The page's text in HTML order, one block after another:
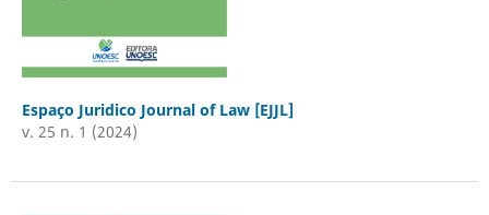
Espaço Juridico Journal of Law [EJJL]
v. 25 n. 1 (2024)